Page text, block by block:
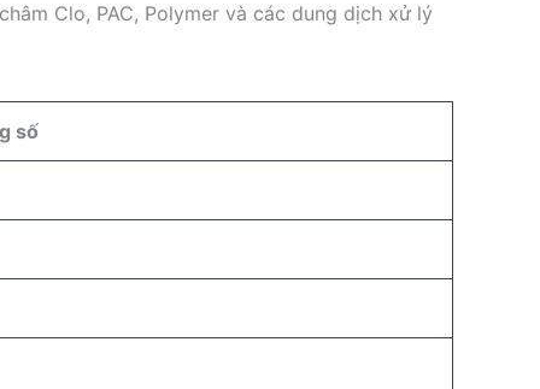
Clo, PAC, Polymer và các dung dịch xử lý
số